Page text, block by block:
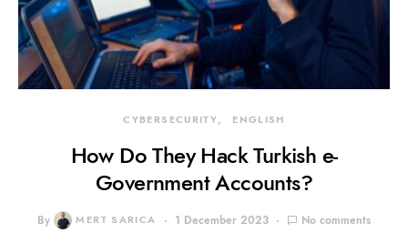
CYBERSECURITY ENGLISH
How Do They Hack Turkish e-
Government Accounts?
By MERT SARICA 1 December 2023 No comments